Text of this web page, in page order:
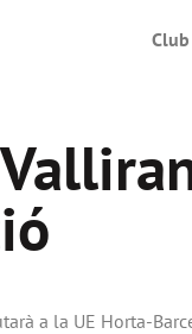
Club
a la UE Horta-